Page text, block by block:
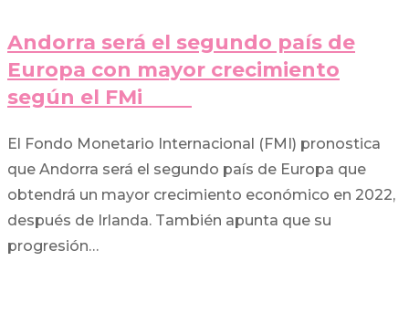
Andorra será el segundo país de
Europa con mayor crecimiento
según el FMi
El Fondo Monetario Internacional (FMI) pronostica
que Andorra será el segundo país de Europa que
obtendrá un mayor crecimiento económico en 2022,
después de Irlanda. También apunta que su
progresión…